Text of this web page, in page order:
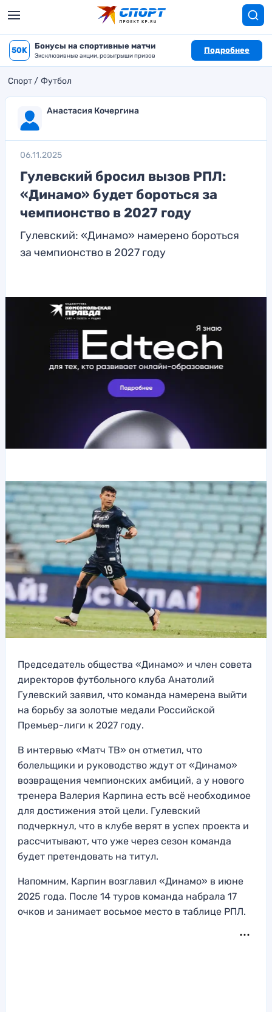
50K Бонусы на спортивные матчи
Эксклюзивные акции, розыгрыши призов
Подробнее
Спорт Футбол
Анастасия Кочергина
06.11.2025
Гулевский бросил вызов РПЛ:
«Динамо» будет бороться за
чемпионство в 2027 году
Гулевский: «Динамо» намерено бороться
за чемпионство в 2027 году
Председатель общества «Динамо» и член совета
директоров футбольного клуба Анатолий
Гулевский заявил, что команда намерена выйти
на борьбу за золотые медали Российской
Премьер-лиги к 2027 году.
В интервью «Матч ТВ» он отметил, что
болельщики и руководство ждут от «Динамо»
возвращения чемпионских амбиций, а у нового
тренера Валерия Карпина есть всё необходимое
для достижения этой цели. Гулевский
подчеркнул, что в клубе верят в успех проекта и
рассчитывают, что уже через сезон команда
будет претендовать на титул.
Напомним, Карпин возглавил «Динамо» в июне
2025 года. После 14 туров команда набрала 17
очков и занимает восьмое место в таблице РПЛ.